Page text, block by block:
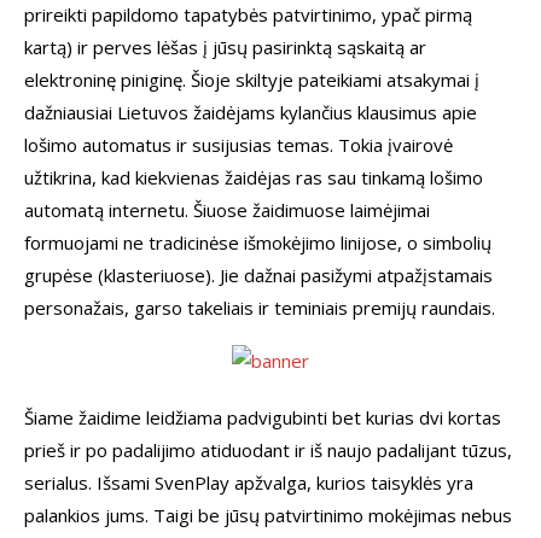
prireikti papildomo tapatybės patvirtinimo, ypač pirmą
kartą) ir perves lėšas į jūsų pasirinktą sąskaitą ar
elektroninę piniginę. Šioje skiltyje pateikiami atsakymai į
dažniausiai Lietuvos žaidėjams kylančius klausimus apie
lošimo automatus ir susijusias temas. Tokia įvairovė
užtikrina, kad kiekvienas žaidėjas ras sau tinkamą lošimo
automatą internetu. Šiuose žaidimuose laimėjimai
formuojami ne tradicinėse išmokėjimo linijose, o simbolių
grupėse (klasteriuose). Jie dažnai pasižymi atpažįstamais
personažais, garso takeliais ir teminiais premijų raundais.
Šiame žaidime leidžiama padvigubinti bet kurias dvi kortas
prieš ir po padalijimo atiduodant ir iš naujo padalijant tūzus,
serialus. Išsami SvenPlay apžvalga, kurios taisyklės yra
palankios jums. Taigi be jūsų patvirtinimo mokėjimas nebus